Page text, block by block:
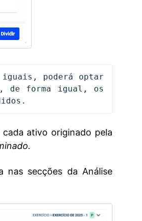
poderá optar
cada ativo originado pela
.
secções da Análise